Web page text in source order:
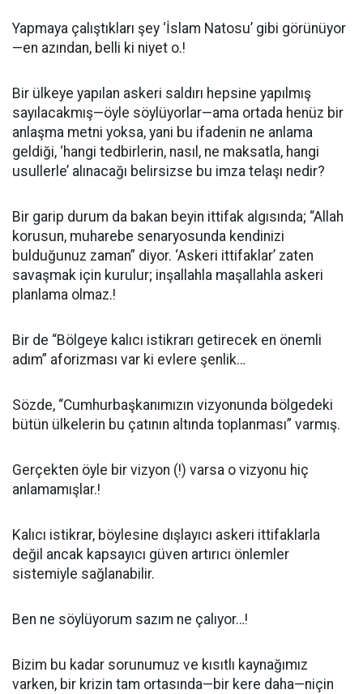
Yapmaya çalıştıkları şey ‘İslam Natosu’ gibi görünüyor
—en azından, belli ki niyet o.!
Bir ülkeye yapılan askeri saldırı hepsine yapılmış
sayılacakmış—öyle söylüyorlar—ama ortada henüz bir
anlaşma metni yoksa, yani bu ifadenin ne anlama
geldiği, ‘hangi tedbirlerin, nasıl, ne maksatla, hangi
usullerle’ alınacağı belirsizse bu imza telaşı nedir?
Bir garip durum da bakan beyin ittifak algısında; “Allah
korusun, muharebe senaryosunda kendinizi
bulduğunuz zaman” diyor. ‘Askeri ittifaklar’ zaten
savaşmak için kurulur; inşallahla maşallahla askeri
planlama olmaz.!
Bir de “Bölgeye kalıcı istikrarı getirecek en önemli
adım” aforizması var ki evlere şenlik…
Sözde, “Cumhurbaşkanımızın vizyonunda bölgedeki
bütün ülkelerin bu çatının altında toplanması” varmış.
Gerçekten öyle bir vizyon (!) varsa o vizyonu hiç
anlamamışlar.!
Kalıcı istikrar, böylesine dışlayıcı askeri ittifaklarla
değil ancak kapsayıcı güven artırıcı önlemler
sistemiyle sağlanabilir.
Ben ne söylüyorum sazım ne çalıyor…!
Bizim bu kadar sorunumuz ve kısıtlı kaynağımız
varken, bir krizin tam ortasında—bir kere daha—niçin